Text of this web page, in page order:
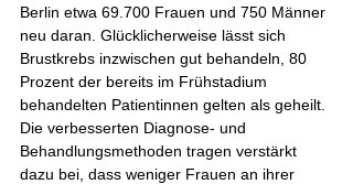
Berlin etwa 69.700 Frauen und 750 Männer
neu daran. Glücklicherweise lässt sich
Brustkrebs inzwischen gut behandeln, 80
Prozent der bereits im Frühstadium
behandelten Patientinnen gelten als geheilt.
Die verbesserten Diagnose- und
Behandlungsmethoden tragen verstärkt
dazu bei, dass weniger Frauen an ihrer